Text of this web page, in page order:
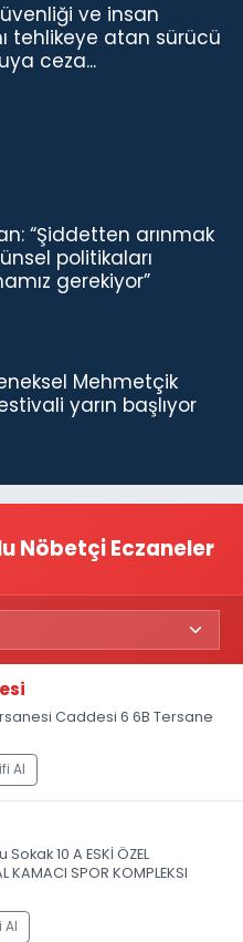
ve insan
tehlikeye atan sürücü
ceza...
“Şiddetten arınmak
politikaları
gerekiyor”
Mehmetçik
yarın başlıyor
Nöbetçi Eczaneler
Caddesi 6 6B Tersane
Al
10 A ESKİ ÖZEL
KAMACI SPOR KOMPLEKSI
Al